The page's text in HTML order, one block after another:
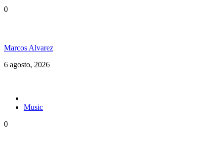
0
Marcos Alvarez
6 agosto, 2026
Music
0